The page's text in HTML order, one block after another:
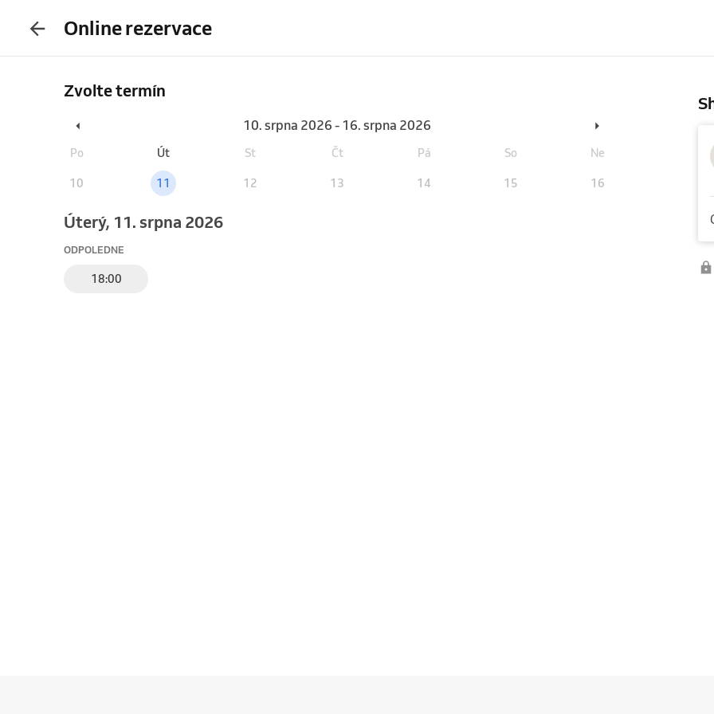
Online rezervace
Zvolte termín
10. srpna 2026 - 16. srpna 2026
Po Út St Čt Pá So Ne
10 11 12 13 14 15 16
úterý, 11. srpna 2026
ODPOLEDNE
18:00